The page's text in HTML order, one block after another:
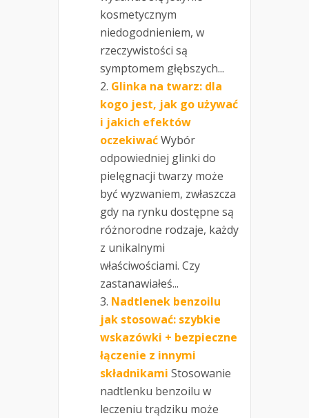
kosmetycznym
niedogodnieniem, w
rzeczywistości są
symptomem głębszych...
Glinka na twarz: dla
kogo jest, jak go używać
i jakich efektów
oczekiwaćWybór
odpowiedniej glinki do
pielęgnacji twarzy może
być wyzwaniem, zwłaszcza
gdy na rynku dostępne są
różnorodne rodzaje, każdy
z unikalnymi
właściwościami. Czy
zastanawiałeś...
Nadtlenek benzoilu
jak stosować: szybkie
wskazówki + bezpieczne
łączenie z innymi
składnikami Stosowanie
nadtlenku benzoilu w
leczeniu trądziku może